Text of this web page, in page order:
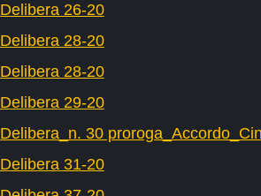
Delibera 26-20
Delibera 28-20
Delibera 28-20
Delibera 29-20
Delibera_n. 30
Delibera 31-20